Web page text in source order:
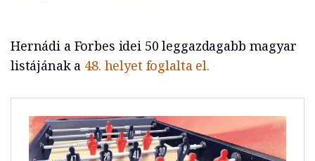
Hernádi a Forbes idei 50 leggazdagabb magyar
listájának a 48. helyet foglalta el.